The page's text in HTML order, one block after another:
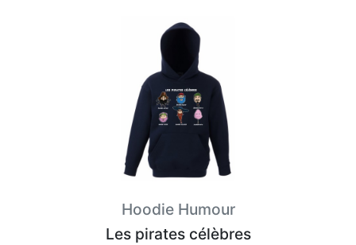
Hoodie Humour
Les pirates célèbres